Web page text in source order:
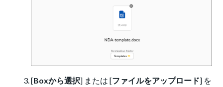
[Boxから選択] または [ファイルをアップロード] を